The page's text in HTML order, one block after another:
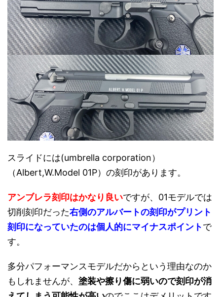
スライドには(umbrella corporation）
（Albert,W.Model 01P）の刻印があります。
アンブレラ刻印はかなり良いですが、01モデルでは
切削刻印だった右側のアルバートの刻印がプリント
刻印になっていたのは個人的にマイナスポイントで
す。
多分パフォーマンスモデルだからという理由なのか
もしれませんが、 塗装や擦り傷に弱いので刻印が消